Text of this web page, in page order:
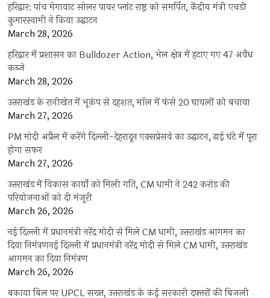
हरिद्वार: पांच मेगावाट सोलर पावर प्लांट राष्ट्र को समर्पित, केंद्रीय मंत्री एचडी
कुमारस्वामी ने किया उद्घाटन
March 28, 2026
हरिद्वार में प्रशासन का Bulldozer Action, भेल क्षेत्र में हटाए गए 47 अवैध
कब्जे
March 28, 2026
उत्तराखंड के रानीखेत में भूकंप से दहशत, मॉल में फंसे 20 घायलों को बचाया
March 27, 2026
PM मोदी अप्रैल में करेंगे दिल्ली-देहरादून एक्सप्रेसवे का उद्घाटन, ढाई घंटे में पूरा
होगा सफर
March 27, 2026
उत्तराखंड में विकास कार्यों को मिली गति, CM धामी ने 242 करोड़ की
परियोजनाओं को दी मंजूरी
March 26, 2026
नई दिल्ली में प्रधानमंत्री नरेंद्र मोदी से मिले CM धामी, उत्तराखंड आगमन का
दिया निमंत्रणनई दिल्ली में प्रधानमंत्री नरेंद्र मोदी से मिले CM धामी, उत्तराखंड
आगमन का दिया निमंत्रण
March 26, 2026
बकाया बिल पर UPCL सख्त, उत्तराखंड के कई सरकारी दफ्तरों की बिजली